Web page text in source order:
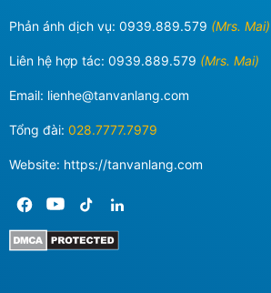
Phản ánh dịch vụ: 0939.889.579 (Mrs. Mai)
Liên hệ hợp tác: 0939.889.579 (Mrs. Mai)
Email: lienhe@tanvanlang.com
Tổng đài: 028.7777.7979
Website: https://tanvanlang.com